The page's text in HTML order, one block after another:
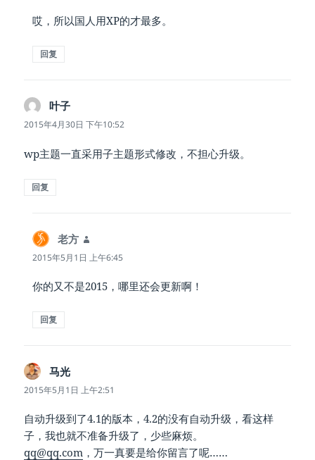
哎，所以国人用XP的才最多。
回复
叶子
道：
2015年4月30日 下午10:52
wp主题一直采用子主题形式修改，不担心升级。
回复
老方
道：
2015年5月1日 上午6:45
你的又不是2015，哪里还会更新啊！
回复
马光
道：
2015年5月1日 上午2:51
自动升级到了4.1的版本，4.2的没有自动升级，看这样
子，我也就不准备升级了，少些麻烦。
qq@qq.com ，万一真要是给你留言了呢……